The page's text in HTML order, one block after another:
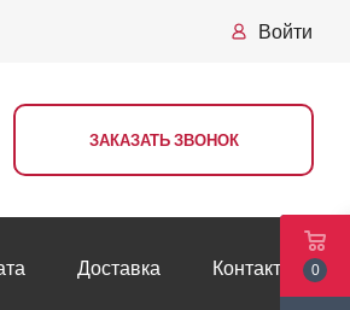
Войти
ЗАКАЗАТЬ ЗВОНОК
Доставка Контакты 0